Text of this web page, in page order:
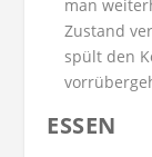
man
Zustand
spült den
ESSEN